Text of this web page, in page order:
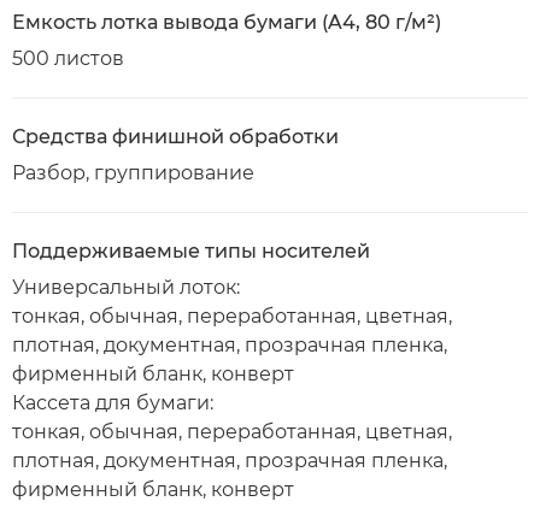
Емкость лотка вывода бумаги (A4, 80 г/м²)
500 листов
Средства финишной обработки
Разбор, группирование
Поддерживаемые типы носителей
Универсальный лоток:
тонкая, обычная, переработанная, цветная,
плотная, документная, прозрачная пленка,
фирменный бланк, конверт
Кассета для бумаги:
тонкая, обычная, переработанная, цветная,
плотная, документная, прозрачная пленка,
фирменный бланк, конверт